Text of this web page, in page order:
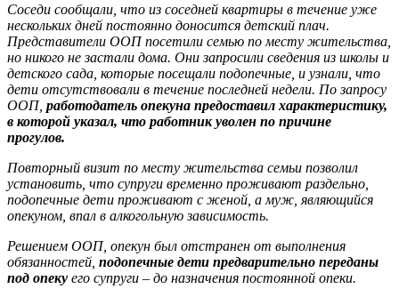
Соседи сообщали, что из соседней квартиры в течение уже
нескольких дней постоянно доносится детский плач.
Представители ООП посетили семью по месту жительства,
но никого не застали дома. Они запросили сведения из школы и
детского сада, которые посещали подопечные, и узнали, что
дети отсутствовали в течение последней недели. По запросу
ООП, работодатель опекуна предоставил характеристику,
в которой указал, что работник уволен по причине
прогулов.
Повторный визит по месту жительства семьи позволил
установить, что супруги временно проживают раздельно,
подопечные дети проживают с женой, а муж, являющийся
опекуном, впал в алкогольную зависимость.
Решением ООП, опекун был отстранен от выполнения
обязанностей, подопечные дети предварительно переданы
под опеку его супруги – до назначения постоянной опеки.